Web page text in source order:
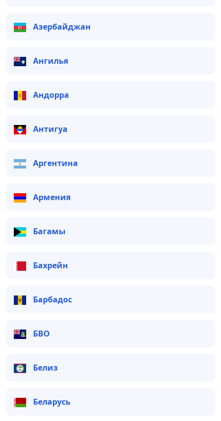
Азербайджан
Ангилья
Андорра
Антигуа
Аргентина
Армения
Багамы
Бахрейн
Барбадос
БВО
Белиз
Беларусь